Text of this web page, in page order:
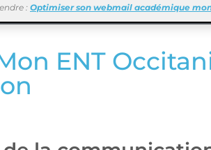
: Optimiser son webmail académique
ENT